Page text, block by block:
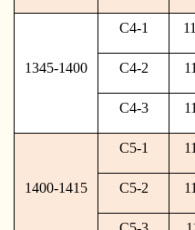
1345-1400
C4-1
C4-2
C4-3
1400-1415
C5-1
C5-2